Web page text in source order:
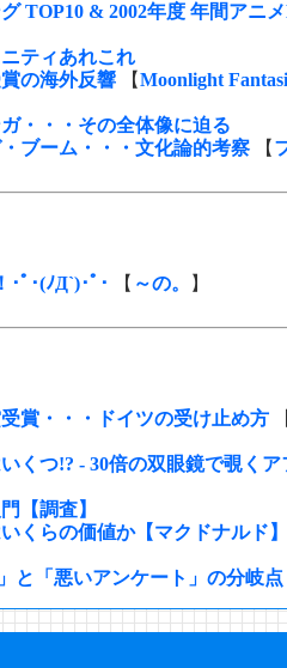
TOP10 & 2002年度 年間アニ
ティあれこれ
の海外反響 【Moonlight
・・・その全体像に迫る
ブーム・・・文化論的考察 【
･ﾟ･(ﾉД`)･ﾟ･ 【 ～の。 】
賞・・・ドイツの受け止め方
くつ!? - 30倍の双眼鏡で覗くア
【調査】
くらの価値か【マクドナルド】
と「悪いアンケート」の分岐点